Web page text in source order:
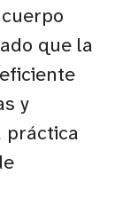
que la
y
práctica